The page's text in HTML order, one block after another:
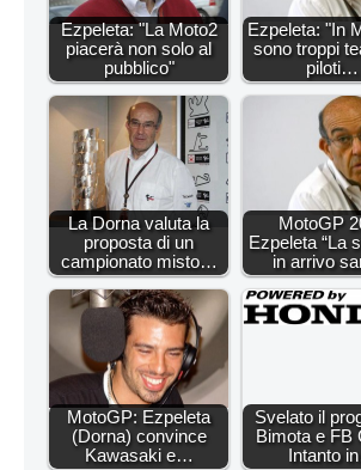
Ezpeleta: "La Moto2
piacerà non solo al
pubblico"
Ezpeleta: "In
sono troppi
piloti…
La Dorna valuta la
proposta di un
campionato misto…
MotoGP
Ezpeleta “La
in arrivo
MotoGP: Ezpeleta
(Dorna) convince
Kawasaki e…
Svelato il
Bimota e FB
Intanto